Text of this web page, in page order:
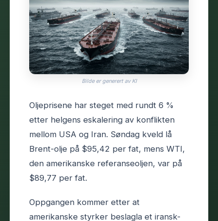
Bilde er generert av KI
Oljeprisene har steget med rundt 6 %
etter helgens eskalering av konflikten
mellom USA og Iran. Søndag kveld lå
Brent-olje på $95,42 per fat, mens WTI,
den amerikanske referanseoljen, var på
$89,77 per fat.
Oppgangen kommer etter at
amerikanske styrker beslagla et iransk-